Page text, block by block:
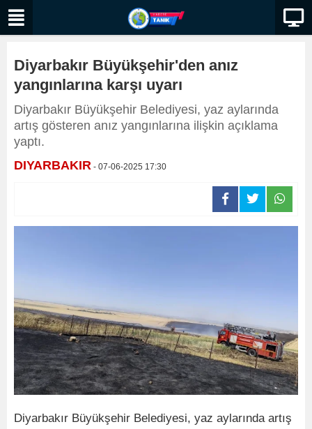
Diyarbakır Büyükşehir'den anız
yangınlarına karşı uyarı
Diyarbakır Büyükşehir Belediyesi, yaz aylarında
artış gösteren anız yangınlarına ilişkin açıklama
yaptı.
DIYARBAKIR - 07-06-2025 17:30
Diyarbakır Büyükşehir Belediyesi, yaz aylarında artış